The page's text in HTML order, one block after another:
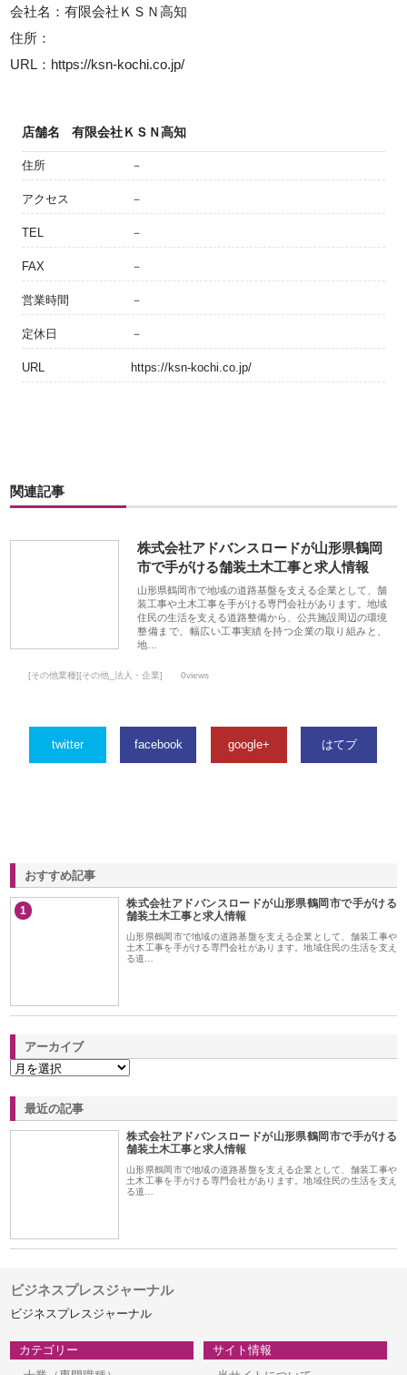
会社名：有限会社ＫＳＮ高知
住所：
URL：https://ksn-kochi.co.jp/
店舗名 有限会社ＫＳＮ高知
住所 －
アクセス －
TEL －
FAX －
営業時間 －
定休日 －
URL https://ksn-kochi.co.jp/
関連記事
株式会社アドバンスロードが山形県鶴岡
市で手がける舗装土木工事と求人情報
山形県鶴岡市で地域の道路基盤を支える企業として、舗
装工事や土木工事を手がける専門会社があります。地域
住民の生活を支える道路整備から、公共施設周辺の環境
整備まで、幅広い工事実績を持つ企業の取り組みと、
地…
[その他業種][その他_法人・企業] 0views
twitter facebook google+ はてブ
おすすめ記事
1
株式会社アドバンスロードが山形県鶴岡市で手がける
舗装土木工事と求人情報
山形県鶴岡市で地域の道路基盤を支える企業として、舗装工事や
土木工事を手がける専門会社があります。地域住民の生活を支え
る道…
アーカイブ
最近の記事
株式会社アドバンスロードが山形県鶴岡市で手がける
舗装土木工事と求人情報
山形県鶴岡市で地域の道路基盤を支える企業として、舗装工事や
土木工事を手がける専門会社があります。地域住民の生活を支え
る道…
ビジネスプレスジャーナル
ビジネスプレスジャーナル
カテゴリー
サイト情報